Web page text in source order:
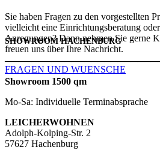
Sie haben Fragen zu den vorgestellten
vielleicht eine Einrichtungsberatung
Anregungen? Dann nehmen Sie gerne
freuen uns über Ihre Nachricht.
FRAGEN UND WUENSCHE
SHOWROOM HACHENBURG
Showroom 1500 qm
Mo-Sa: Individuelle Terminabsprache
LEICHERWOHNEN
Adolph-Kolping-Str. 2
57627 Hachenburg